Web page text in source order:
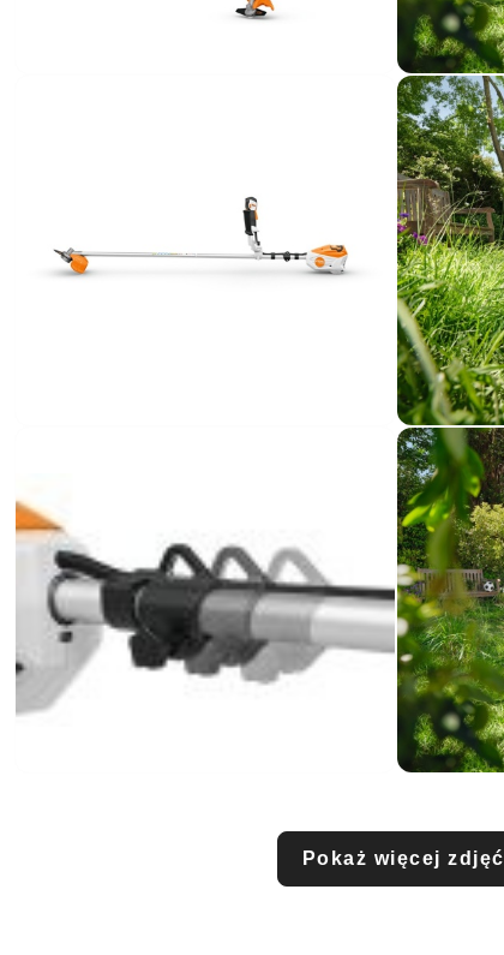
Pokaż więcej zdjęć